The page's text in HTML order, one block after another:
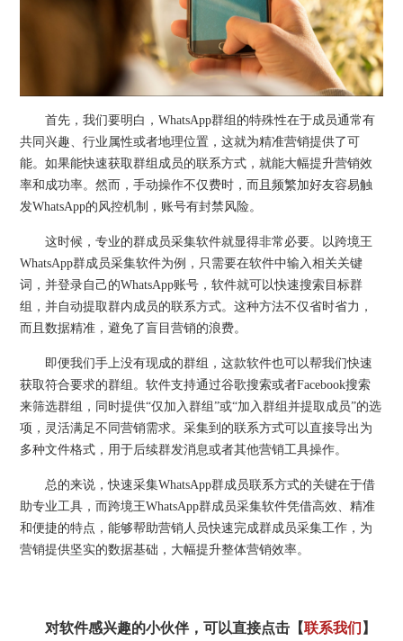
首先，我们要明白，WhatsApp群组的特殊性在于成员通常有
共同兴趣、行业属性或者地理位置，这就为精准营销提供了可
能。如果能快速获取群组成员的联系方式，就能大幅提升营销效
率和成功率。然而，手动操作不仅费时，而且频繁加好友容易触
发WhatsApp的风控机制，账号有封禁风险。
这时候，专业的群成员采集软件就显得非常必要。以跨境王
WhatsApp群成员采集软件为例，只需要在软件中输入相关关键
词，并登录自己的WhatsApp账号，软件就可以快速搜索目标群
组，并自动提取群内成员的联系方式。这种方法不仅省时省力，
而且数据精准，避免了盲目营销的浪费。
即便我们手上没有现成的群组，这款软件也可以帮我们快速
获取符合要求的群组。软件支持通过谷歌搜索或者Facebook搜索
来筛选群组，同时提供“仅加入群组”或“加入群组并提取成员”的选
项，灵活满足不同营销需求。采集到的联系方式可以直接导出为
多种文件格式，用于后续群发消息或者其他营销工具操作。
总的来说，快速采集WhatsApp群成员联系方式的关键在于借
助专业工具，而跨境王WhatsApp群成员采集软件凭借高效、精准
和便捷的特点，能够帮助营销人员快速完成群成员采集工作，为
营销提供坚实的数据基础，大幅提升整体营销效率。
对软件感兴趣的小伙伴，可以直接点击【联系我们 】